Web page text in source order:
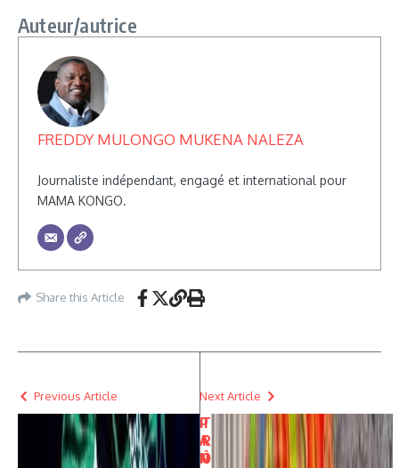
Auteur/autrice
FREDDY MULONGO MUKENA NALEZA
Journaliste indépendant, engagé et international pour
MAMA KONGO.
Share this Article
Previous Article
P
A
N
Next Article
T
R
Ô